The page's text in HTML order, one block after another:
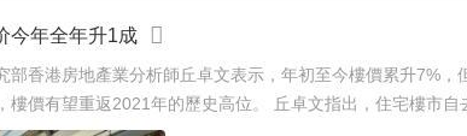
今年全年升1成
部香港房地產業分析師丘卓文表示，年初至今樓價累升7%
甦周期仍將持續，樓價有望重返2021